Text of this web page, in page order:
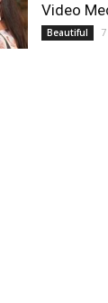
Video
Beautiful